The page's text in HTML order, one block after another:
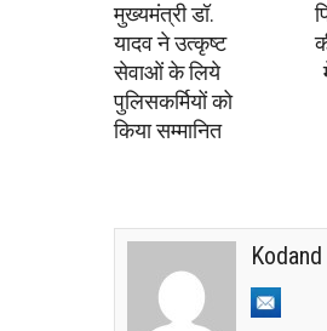
मुख्यमंत्री डॉ.
यादव ने उत्कृष्ट
सेवाओं के लिये
पुलिसकर्मियों को
किया सम्मानित